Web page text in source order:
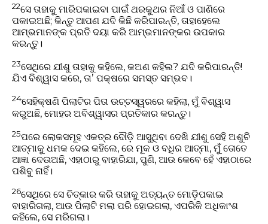
22ସେ ତାହାକୁ ମାରିପକାଇବା ପାଇଁ ଥରକୁଥର ନିଆଁ ଓ ପାଣିରେ
ପକାଇଅଛି; କିନ୍ତୁ ଆପଣ ଯଦି କିଛି କରିପାରନ୍ତି, ତାହାହେଲେ
ଆମ୍ଭମାନଙ୍କ ପ୍ରତି ଦୟା କରି ଆମ୍ଭମାନଙ୍କର ଉପକାର
କରନ୍ତୁ।
23ସେଥିରେ ଯୀଶୁ ତାହାକୁ କହିଲେ, କଅଣ କହିଲ? ଯଦି କରିପାରନ୍ତି!
ଯିଏ ବିଶ୍ୱାସ କରେ, ତାʼ ପକ୍ଷରେ ସମସ୍ତ ସମ୍ଭବ।
24ସେହିକ୍ଷଣି ପିଲାଟିର ପିତା ଉଚ୍ଚସ୍ୱରରେ କହିଲା, ମୁଁ ବିଶ୍ୱାସ
କରୁଅଛି, ମୋହର ଅବିଶ୍ୱାସର ପ୍ରତିକାର କରନ୍ତୁ।
25ପରେ ଲୋକସମୂହ ଏକତ୍ର ଦୌଡ଼ି ଆସୁଥିବା ଦେଖି ଯୀଶୁ ସେହି ଅଶୁଚି
ଆତ୍ମାକୁ ଧମକ ଦେଇ କହିଲେ, ରେ ମୂକ ଓ ବଧିର ଆତ୍ମା, ମୁଁ ତୋତେ
ଆଜ୍ଞା ଦେଉଅଛି, ଏହାଠାରୁ ବାହାରିଯା, ପୁଣି, ଆଉ କେବେ ହେଁ ଏହାଠାରେ
ପଶିବୁ ନାହିଁ।
26ସେଥିରେ ସେ ଚିତ୍କାର କରି ତାହାକୁ ଅତ୍ୟନ୍ତ ମୋଡ଼ିପକାଇ
ବାହାରିଗଲା, ଆଉ ପିଲାଟି ମଲା ପରି ହୋଇଗଲା, ଏପରିକି ଅଧିକାଂଶ
କହିଲେ, ସେ ମରିଗଲା।